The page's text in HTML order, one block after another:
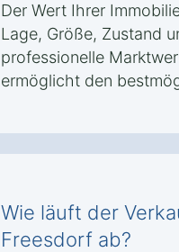
Der Wert Ihrer
Lage, Größe, Zustand
professionelle
ermöglicht den
Wie läuft der
Freesdorf ab?